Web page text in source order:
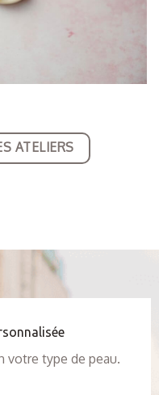
ATELIERS
votre type de peau.